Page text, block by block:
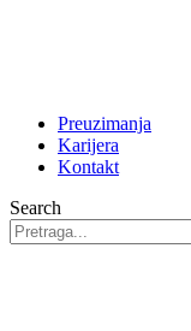
Preuzimanja
Karijera
Kontakt
Search